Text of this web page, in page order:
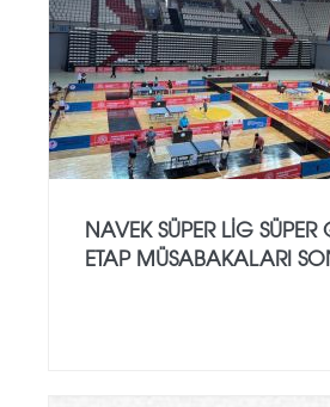
NAVEK SÜPER LİG SÜPER
ETAP MÜSABAKALARI